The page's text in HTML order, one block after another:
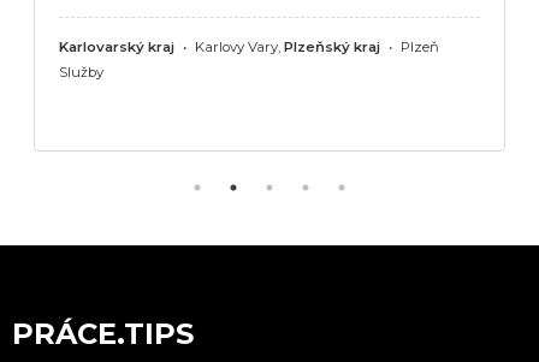
Karlovarský kraj • Karlovy Vary, Plzeňský kraj • Plzeň
Služby
PRÁCE.TIPS